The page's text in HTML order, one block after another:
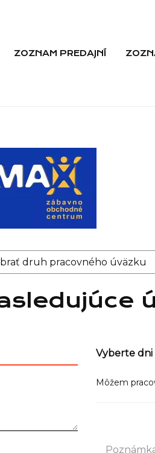
ZOZNAM PREDAJNÍ
Vyberte dni
Môžem